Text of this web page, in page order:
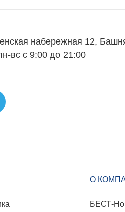
набережная 12,
вс с 9:00 до 21:00
О
БЕСТ-